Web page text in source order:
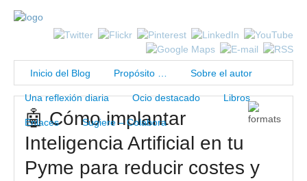
Inicio del Blog Propósito … Sobre el autor
Una reflexión diaria Ocio destacado Libros
Enlaces Sugiere – Colabora
🤖 Cómo implantar
Inteligencia Artificial en tu
Pyme para reducir costes y